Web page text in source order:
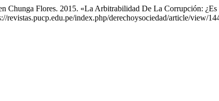
Chunga Flores. 2015. «La Arbitrabilidad De La Corrupción:
revistas.pucp.edu.pe/index.php/derechoysociedad/article/view/